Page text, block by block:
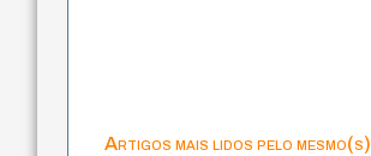
Artigos mais lidos pelo mesmo(s)